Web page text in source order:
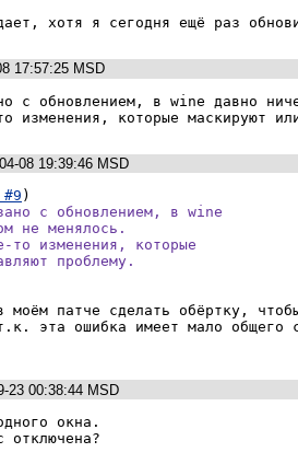
17:57:25 MSD
с обновлением, в wine давно
изменения, которые маскируют
08 19:39:46 MSD
#9
с обновлением, в wine
не менялось.
то изменения, которые
проблему.
моём патче сделать обёртку,
эта ошибка имеет мало общего
23 00:38:44 MSD
окна.
отключена?